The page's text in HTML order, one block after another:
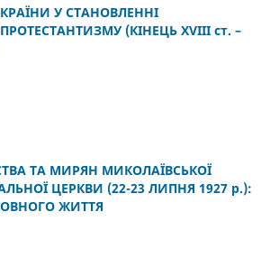
У СТАНОВЛЕННІ
(КІНЕЦЬ ХVІІІ ст. –
ТА МИРЯН МИКОЛАЇВСЬКОЇ
ЦЕРКВИ (22-23 ЛИПНЯ 1927 р.):
ЖИТТЯ